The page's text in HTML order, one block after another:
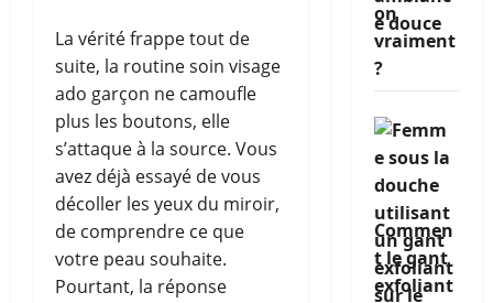
La vérité frappe tout de
suite, la routine soin visage
ado garçon ne camoufle
plus les boutons, elle
s’attaque à la source. Vous
avez déjà essayé de vous
décoller les yeux du miroir,
de comprendre ce que
votre peau souhaite.
Pourtant, la réponse
on
vraiment
?
Commen
t le gant
exfoliant